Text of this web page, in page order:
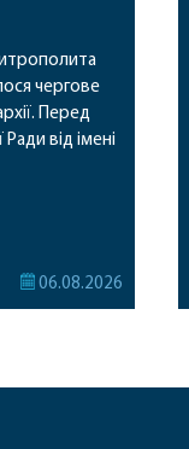
чергове
Перед
від імені
06.08.2026